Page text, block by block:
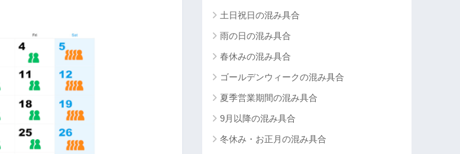
土日祝日の混み具合
雨の日の混み具合
春休みの混み具合
ゴールデンウィークの混み具合
夏季営業期間の混み具合
9月以降の混み具合
冬休み・お正月の混み具合